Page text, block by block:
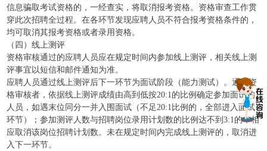
信息骗取考试资格的，一经查实，将取消报考资格。资格审查工作贯
穿此次招聘全过程。在各环节发现应聘人员不符合报考资格条件的，
均可取消其报考资格或者录用资格。
（四）线上测评
资格审核通过的应聘人员应在规定时间内参加线上测评，相关线上测
评事宜以短信和邮件通知为准。
应聘人员通过线上测评后下一环节为面试阶段（能力测试）。通过资
格审核者，依据线上测评成绩由高到低按20:1的比例确定参加面试的
人员，如遇末位同分一并入围面试（不足20:1比例的，全部进入面试
环节）；参加测评人数与招聘岗位录用计划数的比例达不到3:1的，相
应取消该岗位招聘计划数。未在规定时间内完成线上测评的，取消进
入下一环节。